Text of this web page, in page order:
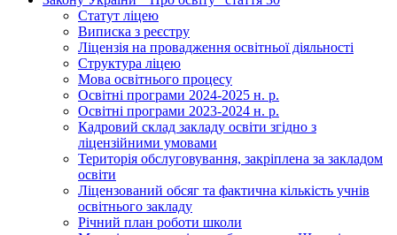
Статут ліцею
Виписка з реєстру
Ліцензія на провадження освітньої діяльності
Структура ліцею
Мова освітнього процесу
Освітні програми 2024-2025 н. р.
Освітні програми 2023-2024 н. р.
Кадровий склад закладу освіти згідно з
ліцензійними умовами
Територія обслуговування, закріплена за закладом
освіти
Ліцензований обсяг та фактична кількість учнів
освітнього закладу
Річний план роботи школи